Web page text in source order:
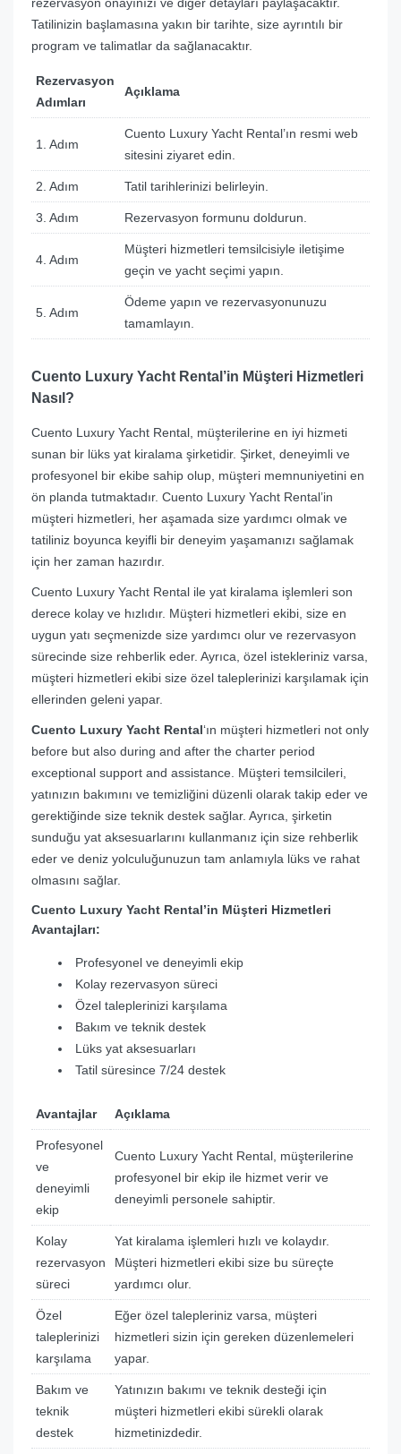
rezervasyon onayınızı ve diğer detayları paylaşacaktır.
Tatilinizin başlamasına yakın bir tarihte, size ayrıntılı bir
program ve talimatlar da sağlanacaktır.
Rezervasyon
Adımları
Açıklama
1. Adım
Cuento Luxury Yacht Rental’ın resmi web
sitesini ziyaret edin.
2. Adım Tatil tarihlerinizi belirleyin.
3. Adım Rezervasyon formunu doldurun.
4. Adım
Müşteri hizmetleri temsilcisiyle iletişime
geçin ve yacht seçimi yapın.
5. Adım
Ödeme yapın ve rezervasyonunuzu
tamamlayın.
Cuento Luxury Yacht Rental’in Müşteri Hizmetleri
Nasıl?
Cuento Luxury Yacht Rental, müşterilerine en iyi hizmeti
sunan bir lüks yat kiralama şirketidir. Şirket, deneyimli ve
profesyonel bir ekibe sahip olup, müşteri memnuniyetini en
ön planda tutmaktadır. Cuento Luxury Yacht Rental’in
müşteri hizmetleri, her aşamada size yardımcı olmak ve
tatiliniz boyunca keyifli bir deneyim yaşamanızı sağlamak
için her zaman hazırdır.
Cuento Luxury Yacht Rental ile yat kiralama işlemleri son
derece kolay ve hızlıdır. Müşteri hizmetleri ekibi, size en
uygun yatı seçmenizde size yardımcı olur ve rezervasyon
sürecinde size rehberlik eder. Ayrıca, özel istekleriniz varsa,
müşteri hizmetleri ekibi size özel taleplerinizi karşılamak için
ellerinden geleni yapar.
Cuento Luxury Yacht Rental‘ın müşteri hizmetleri not only
before but also during and after the charter period
exceptional support and assistance. Müşteri temsilcileri,
yatınızın bakımını ve temizliğini düzenli olarak takip eder ve
gerektiğinde size teknik destek sağlar. Ayrıca, şirketin
sunduğu yat aksesuarlarını kullanmanız için size rehberlik
eder ve deniz yolculuğunuzun tam anlamıyla lüks ve rahat
olmasını sağlar.
Cuento Luxury Yacht Rental’in Müşteri Hizmetleri
Avantajları:
Profesyonel ve deneyimli ekip
Kolay rezervasyon süreci
Özel taleplerinizi karşılama
Bakım ve teknik destek
Lüks yat aksesuarları
Tatil süresince 7/24 destek
Avantajlar Açıklama
Profesyonel
ve
deneyimli
ekip
Cuento Luxury Yacht Rental, müşterilerine
profesyonel bir ekip ile hizmet verir ve
deneyimli personele sahiptir.
Kolay
rezervasyon
süreci
Yat kiralama işlemleri hızlı ve kolaydır.
Müşteri hizmetleri ekibi size bu süreçte
yardımcı olur.
Özel
taleplerinizi
karşılama
Eğer özel talepleriniz varsa, müşteri
hizmetleri sizin için gereken düzenlemeleri
yapar.
Bakım ve
teknik
destek
Yatınızın bakımı ve teknik desteği için
müşteri hizmetleri ekibi sürekli olarak
hizmetinizdedir.